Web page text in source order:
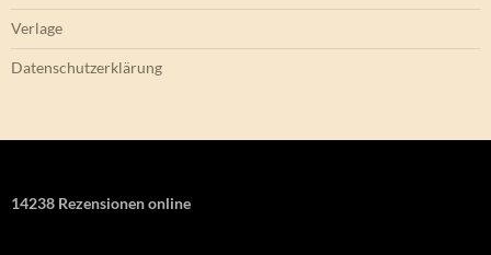
Verlage
Datenschutzerklärung
14238 Rezensionen online